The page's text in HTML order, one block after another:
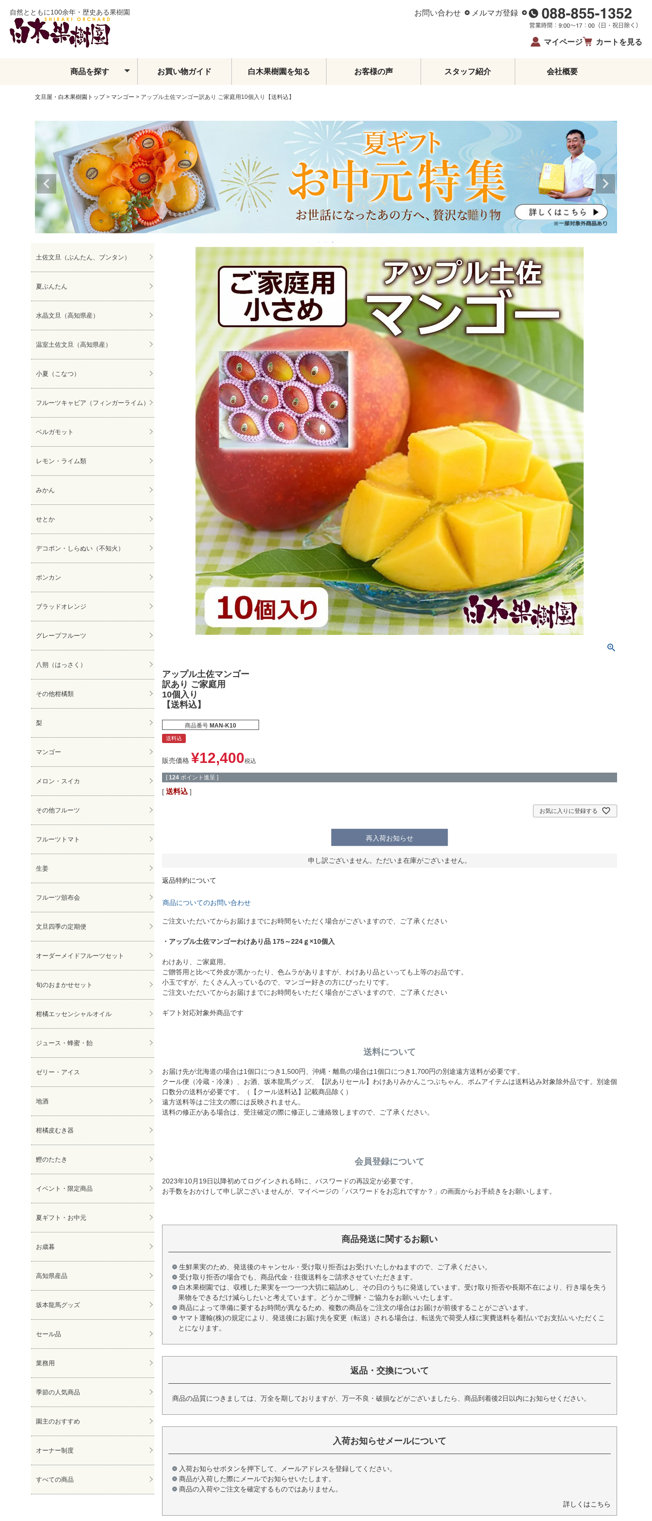
自然とともに100余年・歴史ある果樹園 お問い合わせ メルマガ登録
マイページ カートを見る
商品を探す
土佐文旦
水晶文旦
温室土佐文旦
小夏
フィンガーライム
ベルガモット
レモン・ライム類
みかん
せとか
しらぬい
ぽんかん
ブラッドオレンジ
その他柑橘類
メロン・スイカ
その他フルーツ
フルーツトマト
頒布会
オーダーメイドフルーツセット
旬のおまかせセット
ゼリー・アイス
柑橘皮むき器
イベント・限定商品
夏ギフト・お中元
お歳暮
生姜
鰹のたたき
お酒
高知県産
坂本龍馬グッズ
お買い物ガイド 白木果樹園を知る お客様の声 スタッフ紹介 会社概要
文旦屋・白木果樹園トップ マンゴー アップル土佐マンゴー訳あり ご家庭用10個入り【送料込】
土佐文旦（ぶんたん、ブンタン）
夏ぶんたん
水晶文旦（高知県産）
温室土佐文旦（高知県産）
小夏（こなつ）
フルーツキャビア（フィンガーライム）
ベルガモット
レモン・ライム類
みかん
せとか
デコポン・しらぬい（不知火）
ポンカン
ブラッドオレンジ
グレープフルーツ
八朔（はっさく）
その他柑橘類
梨
マンゴー
メロン・スイカ
その他フルーツ
フルーツトマト
生姜
フルーツ頒布会
文旦四季の定期便
オーダーメイドフルーツセット
旬のおまかせセット
柑橘エッセンシャルオイル
ジュース・蜂蜜・飴
ゼリー・アイス
地酒
柑橘皮むき器
鰹のたたき
イベント・限定商品
夏ギフト・お中元
お歳暮
高知県産品
坂本龍馬グッズ
セール品
業務用
季節の人気商品
園主のおすすめ
オーナー制度
すべての商品
アップル土佐マンゴー
訳あり ご家庭用
10個入り
【送料込】
商品番号 MAN-K10
送料込
販売価格 ¥12,400税込
[ 124 ポイント進呈 ]
送料込
お気に入りに登録する
再入荷お知らせ
申し訳ございません。ただいま在庫がございません。
返品特約について
商品についてのお問い合わせ
ご注文いただいてからお届けまでにお時間をいただく場合がございますので、ご了承ください
・アップル土佐マンゴーわけあり品 175～224ｇ×10個入
わけあり、ご家庭用。
ご贈答用と比べて外皮が黒かったり、色ムラがありますが、わけあり品といっても上等のお品です。
小玉ですが、たくさん入っているので、マンゴー好きの方にぴったりです。
ご注文いただいてからお届けまでにお時間をいただく場合がございますので、ご了承ください
ギフト対応対象外商品です
送料について
お届け先が北海道の場合は1個口につき1,500円、沖縄・離島の場合は1個口につき1,700円の別途遠方送料が必要です。
クール便（冷蔵・冷凍）、お酒、坂本龍馬グッズ、【訳ありセール】わけありみかんこつぶちゃん、ポムアイテムは送料込み対象除外品です。別途個
口数分の送料が必要です。（【クール送料込】記載商品除く）
遠方送料等はご注文の際には反映されません。
送料の修正がある場合は、受注確定の際に修正しご連絡致しますので、ご了承ください。
会員登録について
2023年10月19日以降初めてログインされる時に、パスワードの再設定が必要です。
お手数をおかけして申し訳ございませんが、マイページの「パスワードをお忘れですか？」の画面からお手続きをお願いします。
商品発送に関するお願い
生鮮果実のため、発送後のキャンセル・受け取り拒否はお受けいたしかねますので、ご了承ください。
受け取り拒否の場合でも、商品代金・往復送料をご請求させていただきます。
白木果樹園では、収穫した果実を一つ一つ大切に箱詰めし、その日のうちに発送しています。受け取り拒否や長期不在により、行き場を失う
果物をできるだけ減らしたいと考えています。どうかご理解・ご協力をお願いいたします。
商品によって準備に要するお時間が異なるため、複数の商品をご注文の場合はお届けが前後することがございます。
ヤマト運輸(株)の規定により、発送後にお届け先を変更（転送）される場合は、転送先で荷受人様に実費送料を着払いでお支払いいただくこ
とになります。
返品・交換について
商品の品質につきましては、万全を期しておりますが、万一不良・破損などがございましたら、商品到着後2日以内にお知らせください。
入荷お知らせメールについて
入荷お知らせボタンを押下して、メールアドレスを登録してください。
商品が入荷した際にメールでお知らせいたします。
商品の入荷やご注文を確定するものではありません。
詳しくはこちら